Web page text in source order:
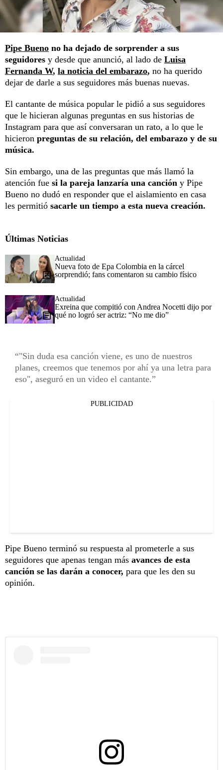
Pipe Bueno no ha dejado de sorprender a sus
seguidores y desde que anunció, al lado de Luisa
Fernanda W, la noticia del embarazo, no ha querido
dejar de darle a sus seguidores más buenas nuevas.
El cantante de música popular le pidió a sus seguidores
que le hicieran algunas preguntas en sus historias de
Instagram para que así conversaran un rato, a lo que le
hicieron preguntas de su relación, del embarazo y de su
música.
Sin embargo, una de las preguntas que más llamó la
atención fue si la pareja lanzaría una canción y Pipe
Bueno no dudó en responder que el aislamiento en casa
les permitió sacarle un tiempo a esta nueva creación.
Últimas Noticias
Actualidad
Nueva foto de Epa Colombia en la cárcel
sorprendió; fans comentaron su cambio físico
Actualidad
Exreina que compitió con Andrea Nocetti dijo por
qué no logró ser actriz: “No me dio”
"Sin duda esa canción viene, es uno de nuestros
planes, creemos que tenemos por ahí ya una letra para
eso", aseguró en un video el cantante.
PUBLICIDAD
Pipe Bueno terminó su respuesta al prometerle a sus
seguidores que apenas tengan más avances de esta
canción se las darán a conocer, para que les den su
opinión.